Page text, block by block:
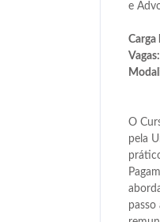
e
Carga
Vagas:
O
pela
passo